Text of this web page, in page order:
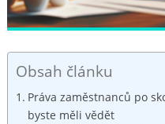
Obsah článku
Práva⁣ zaměstnanců po⁢
byste ⁤měli vědět